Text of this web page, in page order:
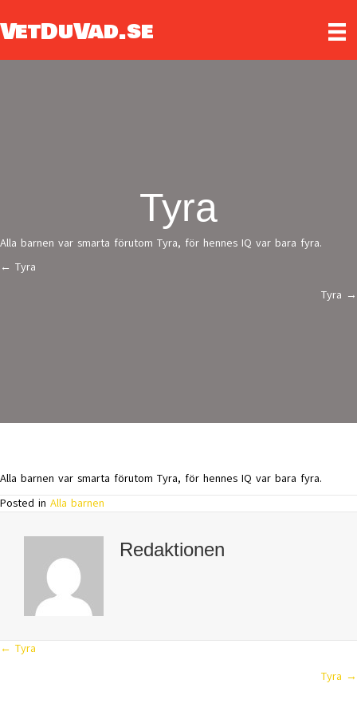
VetDuVad.se
Tyra
Alla barnen var smarta förutom Tyra, för hennes IQ var bara fyra.
Posts
← Tyra
Tyra →
Alla barnen var smarta förutom Tyra, för hennes IQ var bara fyra.
Posted in Alla barnen
Redaktionen
Posts
← Tyra
Tyra →